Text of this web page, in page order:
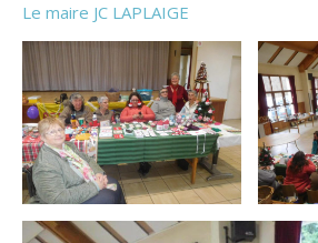
Le maire JC LAPLAIGE